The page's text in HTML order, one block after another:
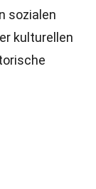
sozialen
kulturellen